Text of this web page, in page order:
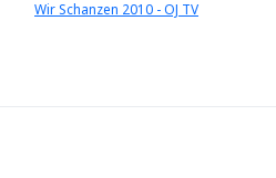
Wir Schanzen 2010 - OJ TV